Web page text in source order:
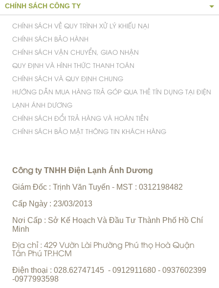
CHÍNH SÁCH CÔNG TY
CHÍNH SÁCH VỀ QUY TRÌNH XỬ LÝ KHIẾU NẠI
CHÍNH SÁCH BẢO HÀNH
CHÍNH SÁCH VẬN CHUYỂN, GIAO NHẬN
QUY ĐỊNH VÀ HÌNH THỨC THANH TOÁN
CHÍNH SÁCH VÀ QUY ĐỊNH CHUNG
HƯỚNG DẪN MUA HÀNG TRẢ GÓP QUA THẺ TÍN DỤNG TẠI ĐIỆN
LẠNH ÁNH DƯƠNG
CHÍNH SÁCH ĐỔI TRẢ HÀNG VÀ HOÀN TIỀN
CHÍNH SÁCH BẢO MẬT THÔNG TIN KHÁCH HÀNG
Công ty TNHH Điện Lạnh Ánh Dương
Giám Đốc : Trịnh Văn Tuyến - MST : 0312198482
Cấp Ngày : 23/03/2013
Nơi Cấp : Sở Kế Hoạch Và Đầu Tư Thành Phố Hồ Chí
Minh
Địa chỉ : 429 Vườn Lài Phường Phú thọ Hoà Quận
Tân Phú TP.HCM
Điện thoại : 028.62747145 - 0912911680 - 0937602399
-0977993598